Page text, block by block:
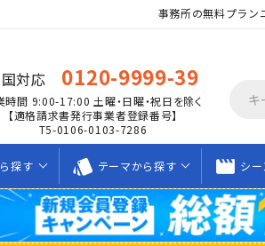
事務所の無料プラン
対応 0120-9999-39
時間 9:00-17:00 土曜・日曜・祝日を除く
【適格請求書発行事業者登録番号】
T5-0106-0103-7286
探す style テーマから探す movie_creation シー